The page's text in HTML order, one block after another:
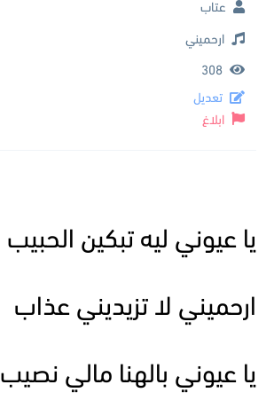
يا عيوني ليه تبكين الحبيب
ارحميني لا تزيديني عذاب
يا عيوني بالهنا مالي نصيب
عتاب
ارحميني
308
تعديل
ابلاغ